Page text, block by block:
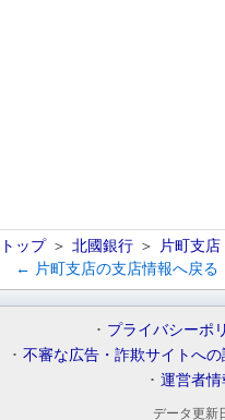
トップ 北國銀行 片町支店
← 片町支店の支店情報へ戻る
プライバシーポ
不審な広告・詐欺サイトへ
運営者情
データ更新